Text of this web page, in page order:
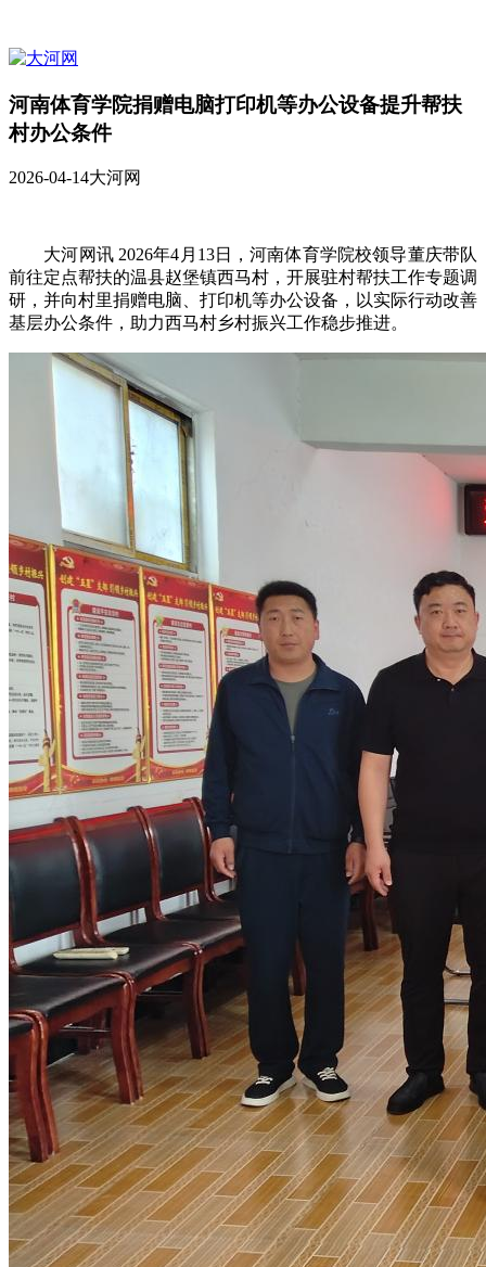
河南体育学院捐赠电脑打印机等办公设备提升帮扶
村办公条件
2026-04-14大河网
大河网讯 2026年4月13日，河南体育学院校领导董庆带队
前往定点帮扶的温县赵堡镇西马村，开展驻村帮扶工作专题调
研，并向村里捐赠电脑、打印机等办公设备，以实际行动改善
基层办公条件，助力西马村乡村振兴工作稳步推进。